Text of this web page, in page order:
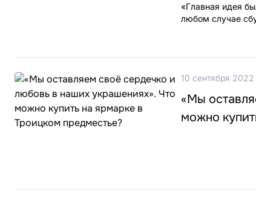
«Главная идея
любом случае
10 сентября 2022
«Мы
можно